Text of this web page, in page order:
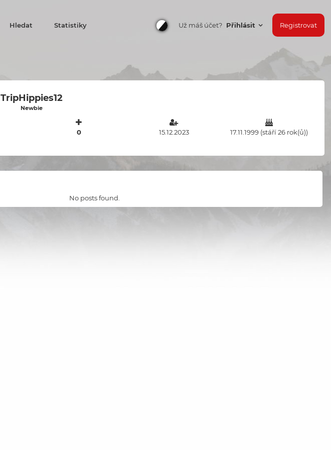
Hledat Statistiky Už máš účet? Přihlásit Registrovat
TripHippies12
Newbie
0 15.12.2023 17.11.1999 (stáří 26 rok(ů))
No posts found.